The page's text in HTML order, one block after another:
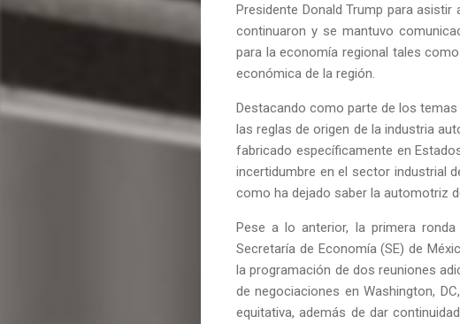
Presidente Donald Trump para
continuaron y se mantuvo
para la economía regional tales
económica de la región.
Destacando como parte de los
las reglas de origen de la industria
fabricado específicamente en
incertidumbre en el sector industrial
como ha dejado saber la automotriz
Pese a lo anterior, la primera
Secretaría de Economía (SE) de
la programación de dos reuniones
de negociaciones en Washington,
equitativa, además de dar